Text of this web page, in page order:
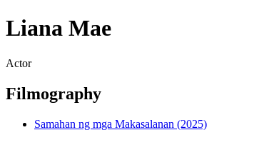
Liana Mae
Actor
Filmography
Samahan ng mga Makasalanan (2025)